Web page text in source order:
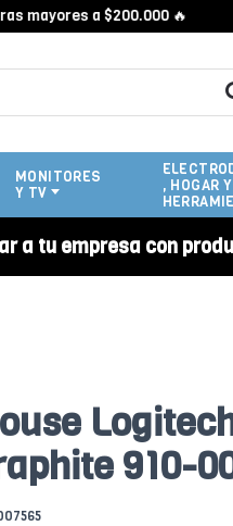
a $200.000 🔥
MONITORES
Y TV
, HOGAR Y
a tu empresa con
910-